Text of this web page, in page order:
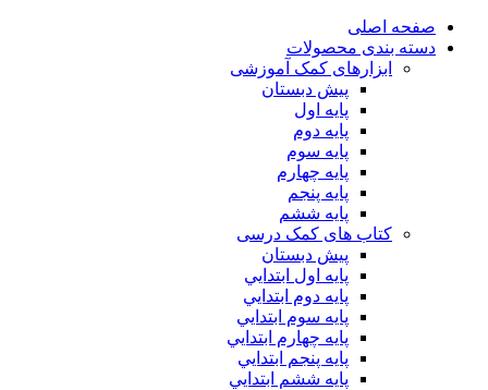
صفحه اصلی
دسته بندی محصولات
ابزارهای کمک آموزشی
پیش دبستان
پایه اول
پایه دوم
پایه سوم
پایه چهارم
پايه پنجم
پایه ششم
کتاب های کمک درسی
پیش دبستان
پايه اول ابتدايي
پايه دوم ابتدايي
پايه سوم ابتدايي
پايه چهارم ابتدايي
پايه پنجم ابتدايي
پايه ششم ابتدايي